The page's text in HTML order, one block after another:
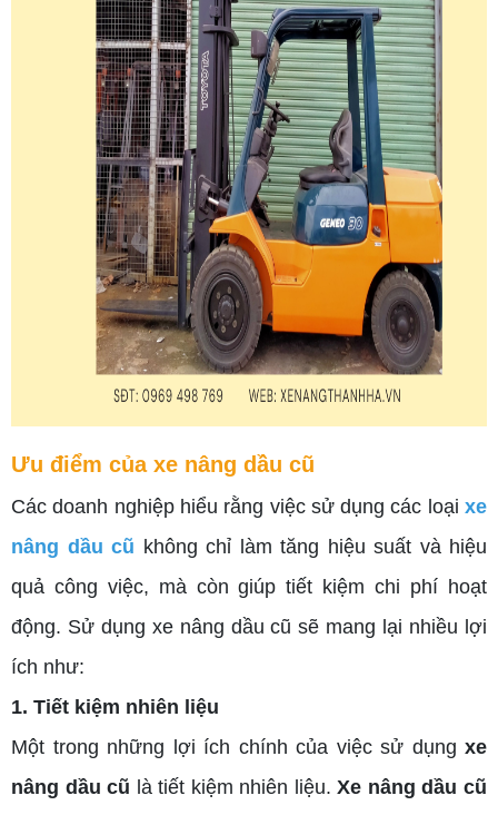
Ưu điểm của xe nâng dầu cũ
Các doanh nghiệp hiểu rằng việc sử dụng các loại xe
nâng dầu cũ không chỉ làm tăng hiệu suất và hiệu
quả công việc, mà còn giúp tiết kiệm chi phí hoạt
động. Sử dụng xe nâng dầu cũ sẽ mang lại nhiều lợi
ích như:
1. Tiết kiệm nhiên liệu
Một trong những lợi ích chính của việc sử dụng xe
nâng dầu cũ là tiết kiệm nhiên liệu.Xe nâng dầu cũ